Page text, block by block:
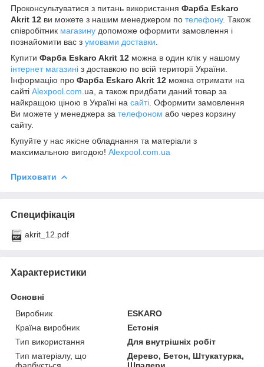
Проконсультуватися з питань використання Фарба Eskaro
Akrit 12 ви можете з нашим менеджером по телефону. Також
співробітник магазину допоможе оформити замовлення і
познайомити вас з умовами доставки
Купити Фарба Eskaro Akrit 12 можна в один клік у нашому
інтернет магазині з доставкою по всій території України.
Інформацію про Фарба Eskaro Akrit 12 можна отримати на
сайті Alexpool.com .ua, а також придбати даний товар за
найкращою ціною в Україні на сайті . Оформити замовлення
Ви можете у менеджера за телефоном або через корзину
сайту.
Купуйте у нас якісне обладнання та матеріали з
максимальною вигодою! Alexpool.com.ua
Приховати
Специфікація
akrit_12.pdf
Характеристики
Основні
Виробник
ESKARO
Країна виробник
Естонія
Тип використання
Для внутрішніх робіт
Тип матеріалу, що
фарбується
Дерево, Бетон, Штукатурка,
Шпалери